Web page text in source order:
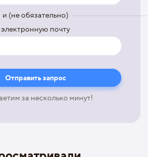
и (не обязательно)
электронную почту
за несколько минут!